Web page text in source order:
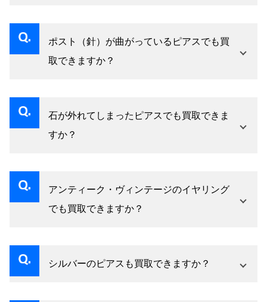
ポスト（針）が曲がっているピアスでも買
取できますか？
石が外れてしまったピアスでも買取できま
すか？
アンティーク・ヴィンテージのイヤリング
でも買取できますか？
シルバーのピアスも買取できますか？